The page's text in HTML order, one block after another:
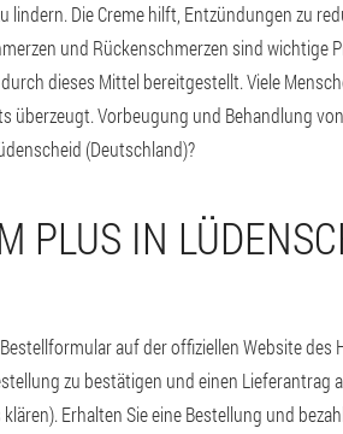
Die Creme hilft, Entzündungen zu
und Rückenschmerzen sind wichtige
dieses Mittel bereitgestellt. Viele
überzeugt. Vorbeugung und Behandlung
(Deutschland)?
PLUS IN
auf der offiziellen Website des
zu bestätigen und einen Lieferantrag
Erhalten Sie eine Bestellung und